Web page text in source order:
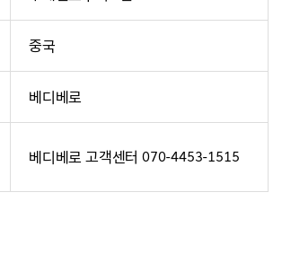
중국
베디베로
베디베로 고객센터 070-4453-1515